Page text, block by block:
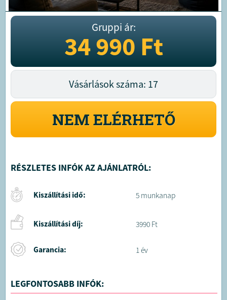
Gruppi ár:
34 990Ft
Vásárlások száma: 17
NEM ELÉRHETŐ
RÉSZLETES INFÓK AZ AJÁNLATRÓL:
Kiszállítási idő: 5 munkanap
Kiszállítási díj: 3990 Ft
Garancia: 1 év
LEGFONTOSABB INFÓK: